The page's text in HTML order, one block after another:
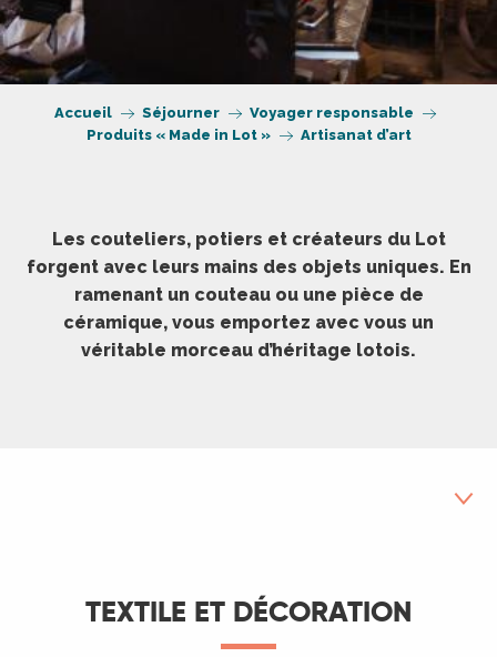
Accueil Séjourner
Voyager responsable
Produits « Made in Lot »
Artisanat d’art
Les couteliers, potiers et créateurs du Lot
forgent avec leurs mains des objets uniques. En
ramenant un couteau ou une pièce de
céramique, vous emportez avec vous un
véritable morceau d’héritage lotois.
TEXTILE ET DÉCORATION